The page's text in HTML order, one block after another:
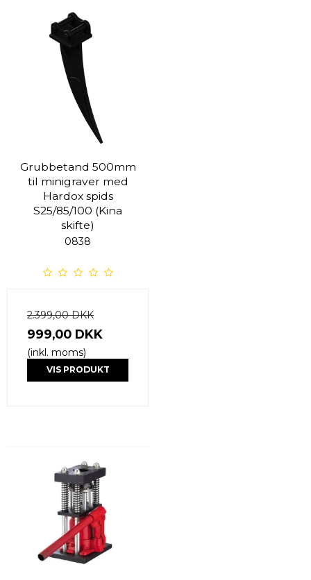
Grubbetand 500mm
til minigraver med
Hardox spids
S25/85/100 (Kina
skifte)
0838
2.399,00 DKK
999,00 DKK
(inkl. moms)
VIS PRODUKT